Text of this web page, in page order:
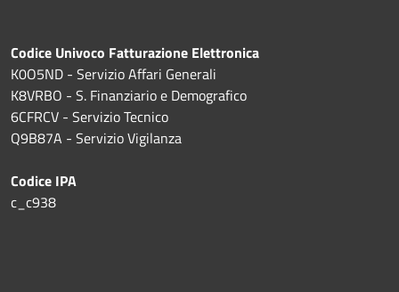
Codice Univoco Fatturazione Elettronica
K0O5ND - Servizio Affari Generali
K8VRBO - S. Finanziario e Demografico
6CFRCV - Servizio Tecnico
Q9B87A - Servizio Vigilanza
Codice IPA
c_c938